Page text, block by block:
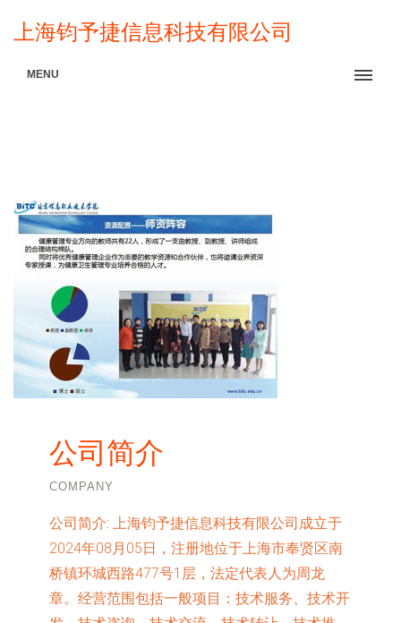
上海钧予捷信息科技有限公司
MENU
公司简介
COMPANY
公司简介: 上海钧予捷信息科技有限公司成立于
2024年08月05日，注册地位于上海市奉贤区南
桥镇环城西路477号1层，法定代表人为周龙
章。经营范围包括一般项目：技术服务、技术开